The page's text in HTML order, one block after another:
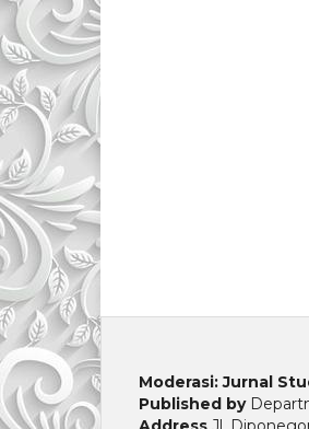
Moderasi: Jurnal
Published by